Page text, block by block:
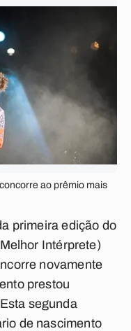
ao prêmio mais
primeira edição do
Intérprete)
novamente
prestou
segunda
de nascimento